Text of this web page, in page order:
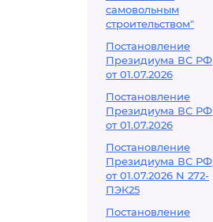
самовольным
строительством"
Постановление
Президиума ВС РФ
от 01.07.2026
Постановление
Президиума ВС РФ
от 01.07.2026
Постановление
Президиума ВС РФ
от 01.07.2026 N 272-
ПЭК25
Постановление